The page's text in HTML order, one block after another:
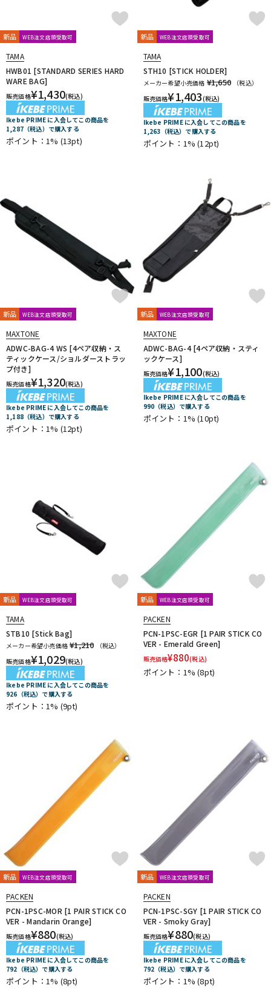
新品 WEB注文店頭受取可
TAMA
HWB01 [STANDARD SERIES HARD
WARE BAG]
販売価格¥1,430(税込)
Ikebe PRIME に入会してこの商品を
1,287（税込）で購入する
ポイント：1% (13pt)
新品 WEB注文店頭受取可
TAMA
STH10 [STICK HOLDER]
メーカー希望小売価格 ¥1,650
（税込）
販売価格¥1,403(税込)
Ikebe PRIME に入会してこの商品を
1,263（税込）で購入する
ポイント：1%(12pt)
新品 WEB注文店頭受取可
MAXTONE
ADWC-BAG-4 WS [4ペア収納・ス
ティックケース/ショルダーストラッ
プ付き]
販売価格¥1,320(税込)
Ikebe PRIME に入会してこの商品を
1,188（税込）で購入する
ポイント：1% (12pt)
新品 WEB注文店頭受取可
MAXTONE
ADWC-BAG-4 [4ペア収納・スティ
ックケース]
販売価格¥1,100(税込)
Ikebe PRIME に入会してこの商品を
990（税込）で購入する
ポイント：1%(10pt)
新品 WEB注文店頭受取可
TAMA
STB10 [Stick Bag]
メーカー希望小売価格 ¥1,210
（税込）
販売価格¥1,029(税込)
Ikebe PRIME に入会してこの商品を
926（税込）で購入する
ポイント：1% (9pt)
新品 WEB注文店頭受取可
PACKEN
PCN-1PSC-EGR [1 PAIR STICK CO
VER - Emerald Green]
販売価格¥880(税込)
ポイント：1%(8pt)
新品 WEB注文店頭受取可
PACKEN
PCN-1PSC-MOR [1 PAIR STICK CO
VER - Mandarin Orange]
販売価格¥880(税込)
Ikebe PRIME に入会してこの商品を
792（税込）で購入する
ポイント：1% (8pt)
新品 WEB注文店頭受取可
PACKEN
PCN-1PSC-SGY [1 PAIR STICK CO
VER - Smoky Gray]
販売価格¥880(税込)
Ikebe PRIME に入会してこの商品を
792（税込）で購入する
ポイント：1%(8pt)